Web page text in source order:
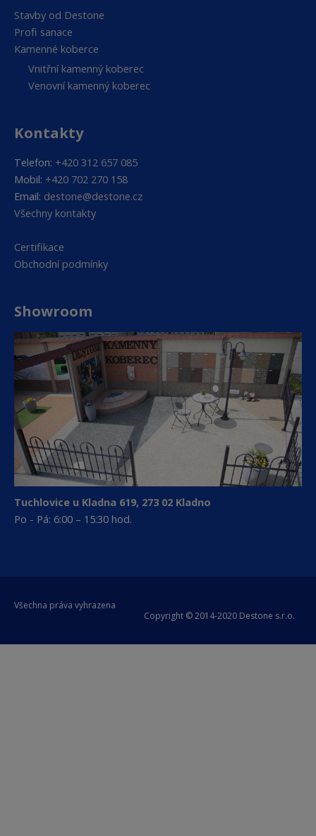
Stavby od Destone
Profi sanace
Kamenné koberce
Vnitřní kamenný koberec
Venovní kamenný koberec
Kontakty
Telefon: +420 312 657 085
Mobil: +420 702 270 158
Email: destone@destone.cz
Všechny kontakty
Certifikace
Obchodní podmínky
Showroom
Tuchlovice u Kladna 619, 273 02 Kladno
Po - Pá: 6:00 – 15:30 hod.
Všechna práva vyhrazena
Copyright © 2014-2020 Destone s.r.o.